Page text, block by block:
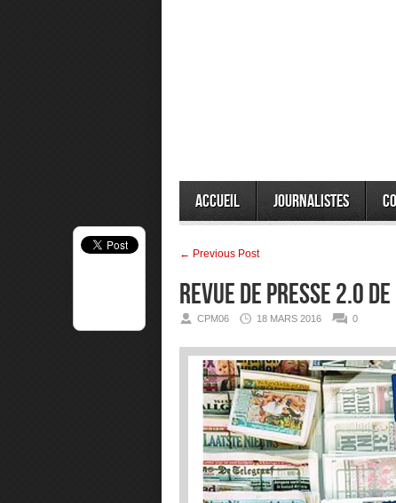
Accueil Journalistes
← Previous Post
Revue de presse 2.0
CPM06 18 MARS 2016 0